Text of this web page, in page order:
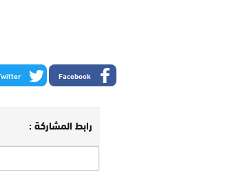
Facebook
رابط المشاركة :